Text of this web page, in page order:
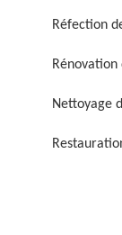
Rénovation
Réfection
Nettoyage